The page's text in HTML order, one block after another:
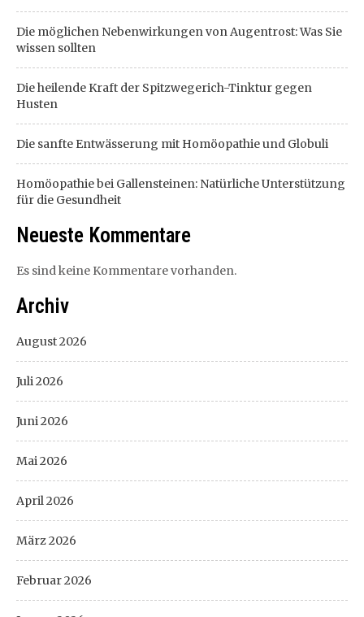
Die möglichen Nebenwirkungen von Augentrost: Was Sie
wissen sollten
Die heilende Kraft der Spitzwegerich-Tinktur gegen
Husten
Die sanfte Entwässerung mit Homöopathie und Globuli
Homöopathie bei Gallensteinen: Natürliche Unterstützung
für die Gesundheit
Neueste Kommentare
Es sind keine Kommentare vorhanden.
Archiv
August 2026
Juli 2026
Juni 2026
Mai 2026
April 2026
März 2026
Februar 2026